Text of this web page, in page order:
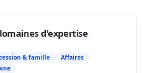
d'expertise
& famille
Affaires